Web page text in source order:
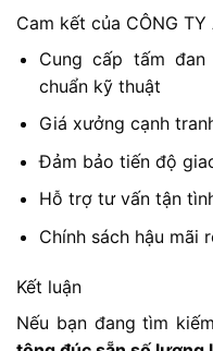
Cam kết của CÔNG TY
Cung cấp tấm
chuẩn kỹ thuật
Giá xưởng cạnh
Đảm bảo tiến độ
Hỗ trợ tư vấn tận
Chính sách hậu mãi
Kết luận
Nếu bạn đang tìm